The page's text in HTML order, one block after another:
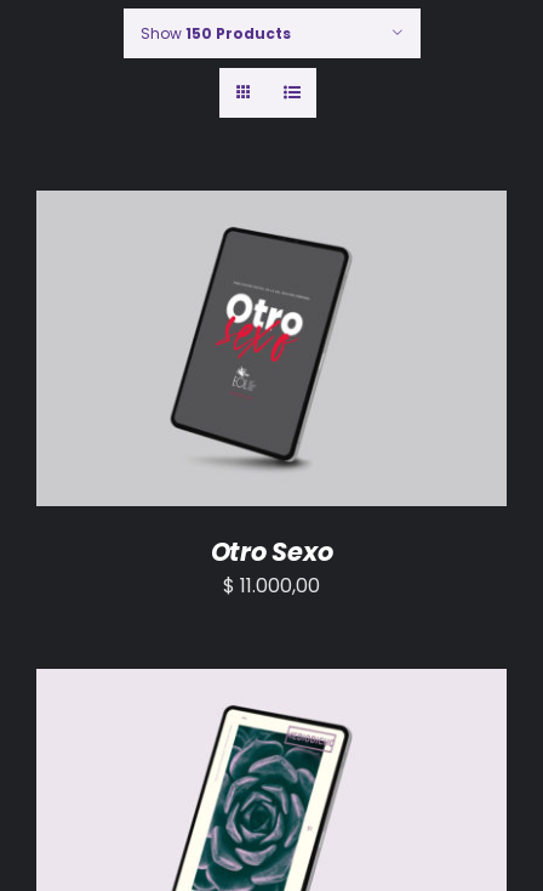
Show150 Products
AÑADIR AL CARRITO /
Otro Sexo
$ 11.000,00
AÑADIR AL CARRITO /